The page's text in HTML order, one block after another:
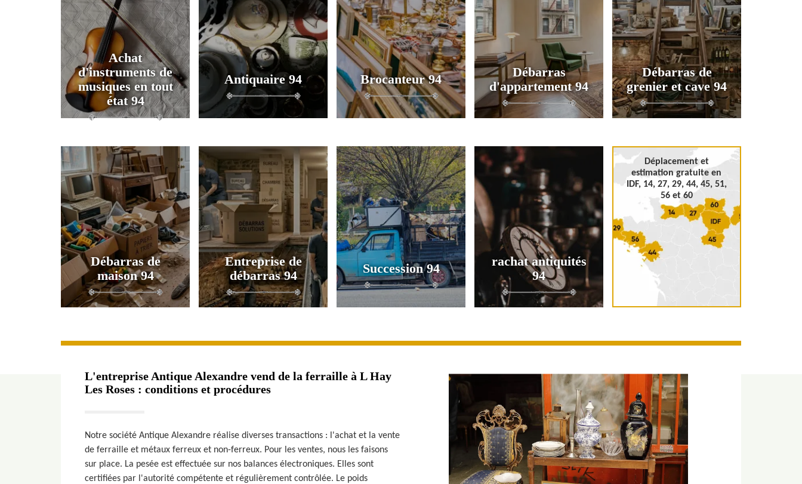
Achat
d'instruments de
musiques en tout
état 94
Antiquaire 94 Brocanteur 94
Débarras
d'appartement 94
Débarras de
grenier et cave 94
Débarras de
maison 94
Entreprise de
débarras 94
Succession 94
rachat antiquités
94
Déplacement et
estimation gratuite en
IDF, 14, 27, 29, 44, 45, 51,
56 et 60
L'entreprise Antique Alexandre vend de la ferraille à L Hay
Les Roses : conditions et procédures
Notre société Antique Alexandre réalise diverses transactions : l'achat et la vente
de ferraille et métaux ferreux et non-ferreux. Pour les ventes, nous les faisons
sur place. La pesée est effectuée sur nos balances électroniques. Elles sont
certifiées par l'autorité compétente et régulièrement contrôlée. Le poids